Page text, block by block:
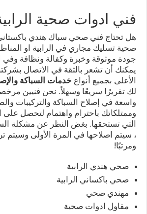
فني ادوات صحية
هل تحتاج فني صحي سباك هندي
صحية تسليك مجاري في الرابية او
جودة موثوقة وخبرة وكفالة ونظافة وفي
يمكنك أن تشعر بالثقة في الاتصال
الأعلى بجميع أنواع خدمات السباكة
لك تقريرًا سريعًا وسهلاً. نحن فنيين
واسعة في إصلاح السباكة والتركيبات
وممتلكاتك باحترام واهتمام لتحصل على
التي تستحقها. بغض النظر عن مشكلة
، سيتم اصلاحها في المرة الأولى وسيتم
ومرتبًا!
صحي هندي الرابية
صحي باكساني الرابية
مهندي صحي
مقاول ادوات صحية